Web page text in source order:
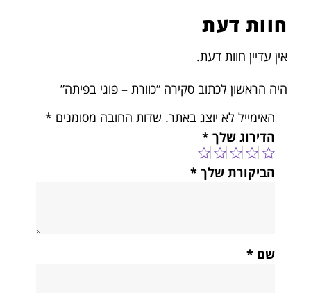
חוות דעת
אין עדיין חוות דעת.
היה הראשון לכתוב סקירה “כוורת – פוגי בפיתה”
האימייל לא יוצג באתר. שדות החובה מסומנים *
הדירוג שלך *
הביקורת שלך *
שם *